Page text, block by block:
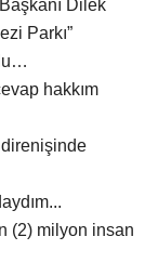
Dilek
Parkı”
hakkım
(2) milyon insan